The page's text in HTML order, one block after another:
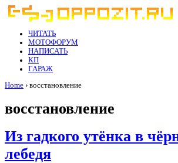
ЧИТАТЬ
МОТОФОРУМ
НАПИСАТЬ
КП
ГАРАЖ
Home › восстановление
восстановление
Из гадкого утёнка в
лебедя